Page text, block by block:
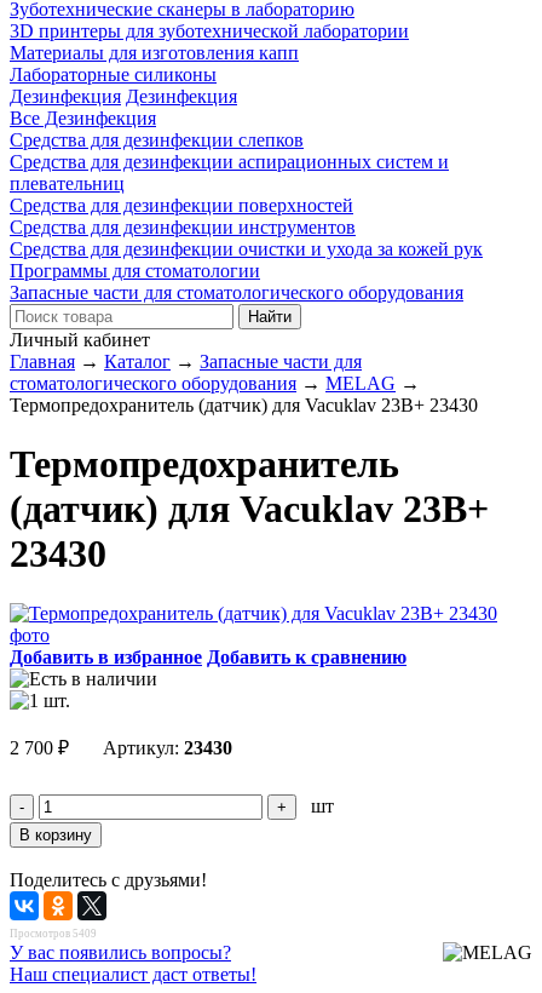
Зуботехнические сканеры в лабораторию
3D принтеры для зуботехнической лаборатории
Материалы для изготовления капп
Лабораторные силиконы
Дезинфекция Дезинфекция
Все Дезинфекция
Средства для дезинфекции слепков
Средства для дезинфекции аспирационных систем и
плевательниц
Средства для дезинфекции поверхностей
Средства для дезинфекции инструментов
Средства для дезинфекции очистки и ухода за кожей рук
Программы для стоматологии
Запасные части для стоматологического оборудования
Личный кабинет
Главная → Каталог → Запасные части для
стоматологического оборудования → MELAG →
Термопредохранитель (датчик) для Vacuklav 23B+ 23430
Термопредохранитель
(датчик) для Vacuklav 23B+
23430
Добавить в избранное Добавить к сравнению
2 700 ₽ Артикул: 23430
шт
Поделитесь с друзьями!
Просмотров 5409
У вас появились вопросы?
Наш специалист даст ответы!